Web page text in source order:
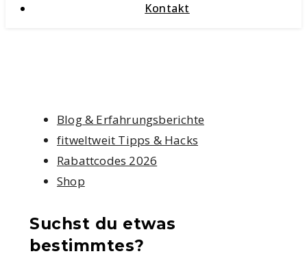
Kontakt
Blog & Erfahrungsberichte
fitweltweit Tipps & Hacks
Rabattcodes 2026
Shop
Suchst du etwas
bestimmtes?